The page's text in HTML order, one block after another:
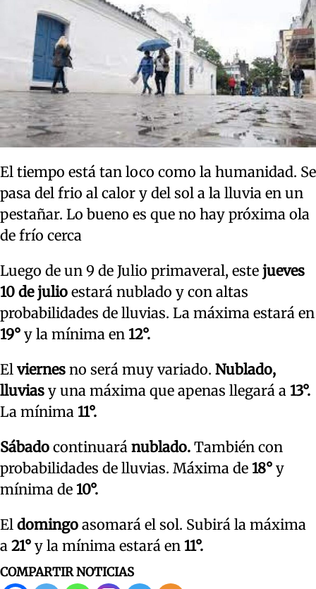
El tiempo está tan loco como la humanidad. Se
pasa del frio al calor y del sol a la lluvia en un
pestañar. Lo bueno es que no hay próxima ola
de frío cerca
Luego de un 9 de Julio primaveral, este jueves
10 de julio estará nublado y con altas
probabilidades de lluvias. La máxima estará en
19° y la mínima en 12°.
El viernes no será muy variado. Nublado,
lluvias y una máxima que apenas llegará a 13°.
La mínima 11°.
Sábado continuará nublado. También con
probabilidades de lluvias. Máxima de 18° y
mínima de 10°.
El domingo asomará el sol. Subirá la máxima
a 21° y la mínima estará en 11°.
COMPARTIR NOTICIAS